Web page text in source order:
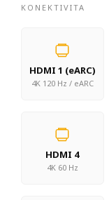
KONEKTIVITA
HDMI 1 (eARC)
4K 120 Hz / eARC
HDMI 4
4K 60 Hz